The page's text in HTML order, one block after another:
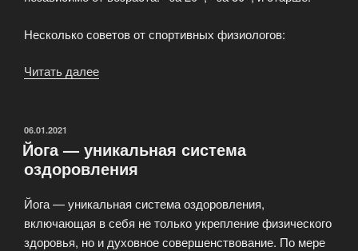
Несколько советов от спортивных физиологов:
Читать далее
молодости,
красоты
хорошего
настроения.»
ОПУБЛИКОВАНО
06.01.2021
Йога — уникальная система
оздоровления
Йога — уникальная система оздоровления,
включающая в себя не только укрепление физического
здоровья, но и духовное совершенствование. По мере